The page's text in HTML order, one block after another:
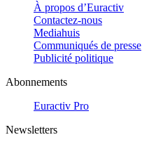
À propos d’Euractiv
Contactez-nous
Mediahuis
Communiqués de presse
Publicité politique
Abonnements
Euractiv Pro
Newsletters